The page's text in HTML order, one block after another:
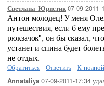
Светлана_Юристик07-09-2011-
Антон молодец! У меня
путешествия, если б ему
рюкзачок", он бы сказал,
устанет и спина будет
не отдых.
Обратиться - Ответить - К
Annataliya 07-09-2011-17:34